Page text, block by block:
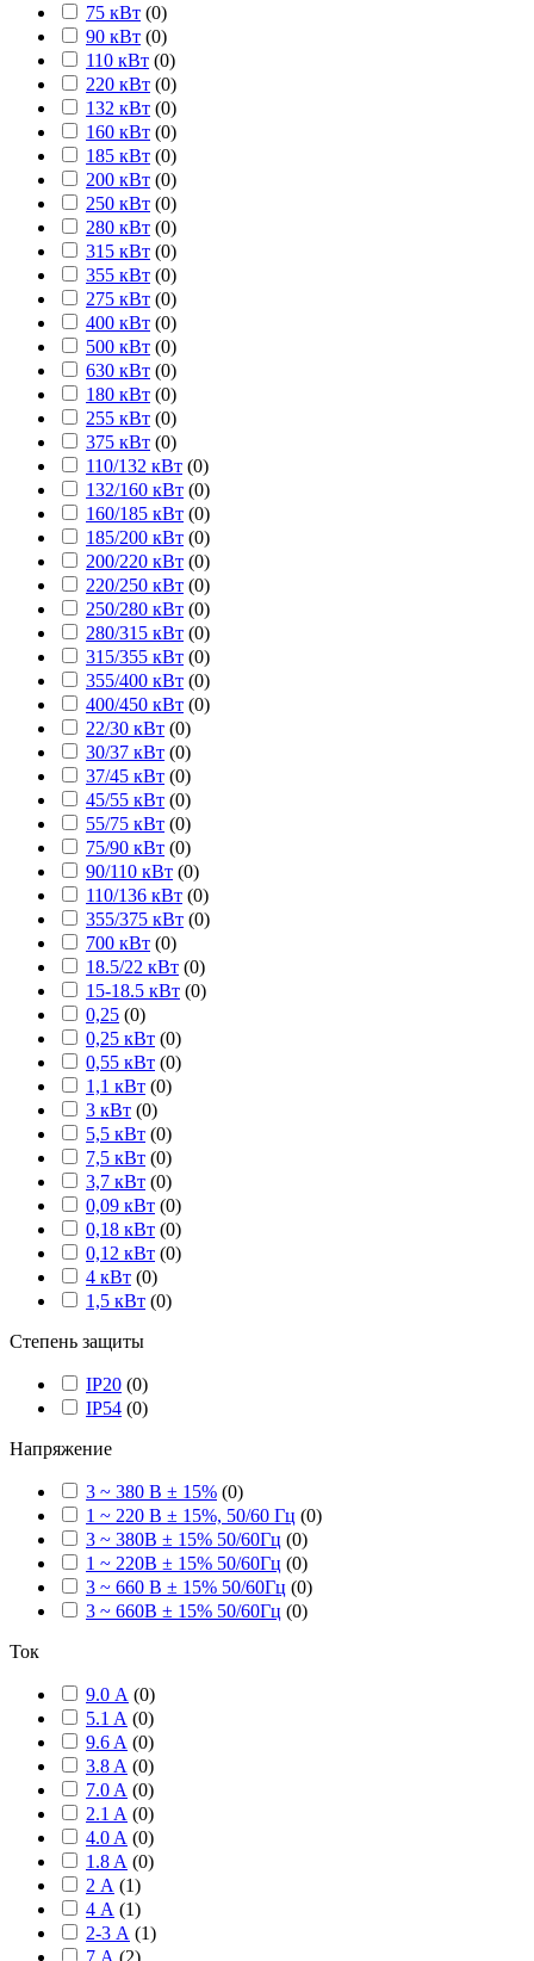
75 кВт (0)
90 кВт (0)
110 кВт (0)
220 кВт (0)
132 кВт (0)
160 кВт (0)
185 кВт (0)
200 кВт (0)
250 кВт (0)
280 кВт (0)
315 кВт (0)
355 кВт (0)
275 кВт (0)
400 кВт (0)
500 кВт (0)
630 кВт (0)
180 кВт (0)
255 кВт (0)
375 кВт (0)
110/132 кВт (0)
132/160 кВт (0)
160/185 кВт (0)
185/200 кВт (0)
200/220 кВт (0)
220/250 кВт (0)
250/280 кВт (0)
280/315 кВт (0)
315/355 кВт (0)
355/400 кВт (0)
400/450 кВт (0)
22/30 кВт (0)
30/37 кВт (0)
37/45 кВт (0)
45/55 кВт (0)
55/75 кВт (0)
75/90 кВт (0)
90/110 кВт (0)
110/136 кВт (0)
355/375 кВт (0)
700 кВт (0)
18.5/22 кВт (0)
15-18.5 кВт (0)
0,25 (0)
0,25 кВт (0)
0,55 кВт (0)
1,1 кВт (0)
3 кВт (0)
5,5 кВт (0)
7,5 кВт (0)
3,7 кВт (0)
0,09 кВт (0)
0,18 кВт (0)
0,12 кВт (0)
4 кВт (0)
1,5 кВт (0)
Степень защиты
IP20 (0)
IP54 (0)
Напряжение
3 ~ 380 В ± 15% (0)
1 ~ 220 В ± 15%, 50/60 Гц (0)
3 ~ 380В ± 15% 50/60Гц (0)
1 ~ 220В ± 15% 50/60Гц (0)
3 ~ 660 В ± 15% 50/60Гц (0)
3 ~ 660В ± 15% 50/60Гц (0)
Ток
9.0 А (0)
5.1 A (0)
9.6 A (0)
3.8 A (0)
7.0 A (0)
2.1 A (0)
4.0 A (0)
1.8 A (0)
2 А (1)
4 А (1)
2-3 А (1)
7 А (2)